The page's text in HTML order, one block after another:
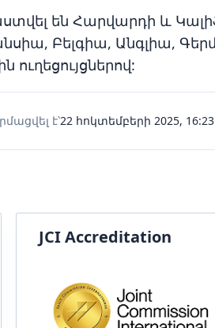
են Հարվարդի և
Բելգիա, Անգլիա,
է՝22 հոկտեմբերի 2025, 16:23
JCI Accreditation